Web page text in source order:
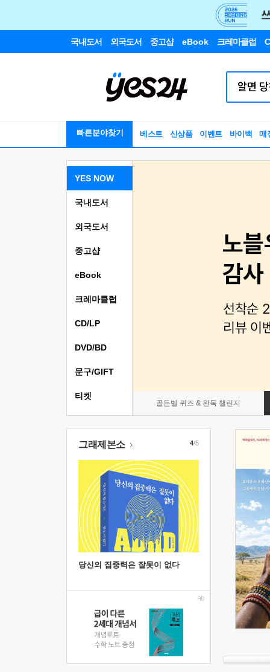
국내도서 외국도서 중고샵 eBook 크레마클럽
빠른분야찾기 베스트 신상품 이벤트 바이백 매
YES NOW
골든벨 퀴즈 & 완독 챌린지
국내도서
외국도서
중고샵
eBook
크레마클럽
CD/LP
DVD/BD
문구/GIFT
티켓
그래제본소
당신의 집중력은 잘못이 없다
4/5